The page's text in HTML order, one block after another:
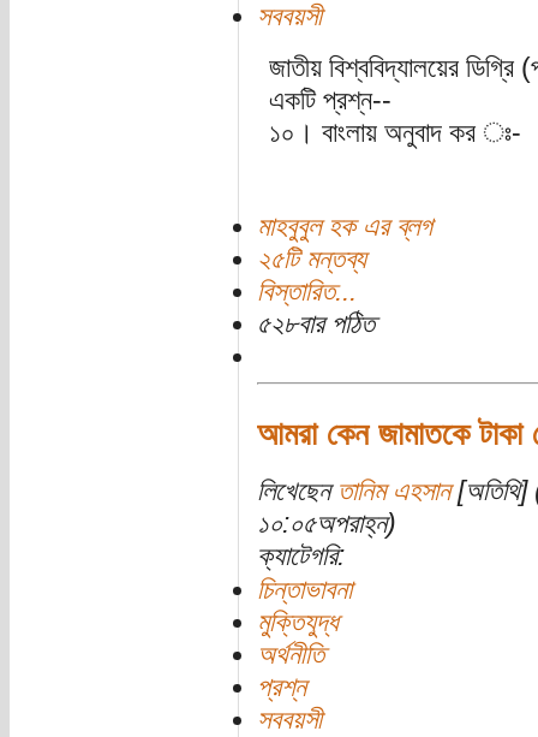
সববয়সী
জাতীয় বিশ্ববিদ্যালয়ের
একটি প্রশ্ন--
১০। বাংলায় অনুবাদ কর ঃ-
মাহবুবুল হক এর ব্লগ
২৫টি মন্তব্য
বিস্তারিত...
৫২৮বার পঠিত
আমরা কেন জামাতকে টাকা
লিখেছেন তানিম এহসান[অতিথি]
১০:০৫অপরাহ্ন)
ক্যাটেগরি:
চিন্তাভাবনা
মুক্তিযুদ্ধ
অর্থনীতি
প্রশ্ন
সববয়সী